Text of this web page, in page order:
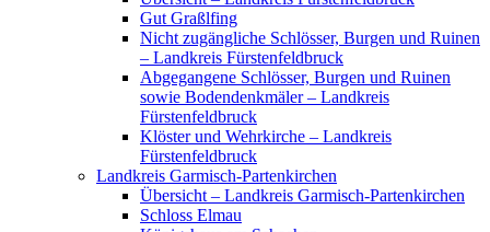
Gut Graßlfing
Nicht zugängliche Schlösser, Burgen und Ruinen
– Landkreis Fürstenfeldbruck
Abgegangene Schlösser, Burgen und Ruinen
sowie Bodendenkmäler – Landkreis
Fürstenfeldbruck
Klöster und Wehrkirche – Landkreis
Fürstenfeldbruck
Landkreis Garmisch-Partenkirchen
Übersicht – Landkreis Garmisch-Partenkirchen
Schloss Elmau